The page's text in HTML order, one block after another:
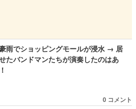
雨でショッピングモールが浸水 → 居
たバンドマンたちが演奏したのはあ
0 コメント